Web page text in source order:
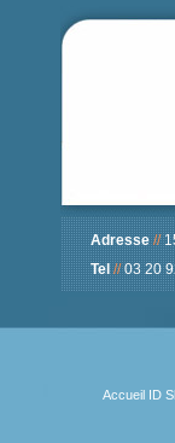
Adresse//
Tel//03 20
Accueil ID